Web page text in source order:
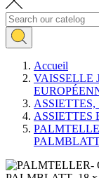
Accueil
VAISSELLE
ASSIETTES